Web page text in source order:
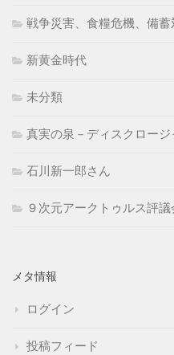
戦争災害、食糧危機、備
新黄金時代
未分類
真実の泉－ディスクロージ
石川新一郎さん
９次元アークトゥルス評議
メタ情報
ログイン
投稿フィード